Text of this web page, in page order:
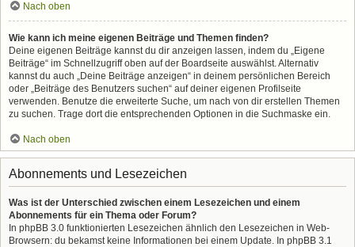
Nach oben
Wie kann ich meine eigenen Beiträge und Themen finden?
Deine eigenen Beiträge kannst du dir anzeigen lassen, indem du „Eigene
Beiträge“ im Schnellzugriff oben auf der Boardseite auswählst. Alternativ
kannst du auch „Deine Beiträge anzeigen“ in deinem persönlichen Bereich
oder „Beiträge des Benutzers suchen“ auf deiner eigenen Profilseite
verwenden. Benutze die erweiterte Suche, um nach von dir erstellen Themen
zu suchen. Trage dort die entsprechenden Optionen in die Suchmaske ein.
Nach oben
Abonnements und Lesezeichen
Was ist der Unterschied zwischen einem Lesezeichen und einem
Abonnements für ein Thema oder Forum?
In phpBB 3.0 funktionierten Lesezeichen ähnlich den Lesezeichen in Web-
Browsern: du bekamst keine Informationen bei einem Update. In phpBB 3.1